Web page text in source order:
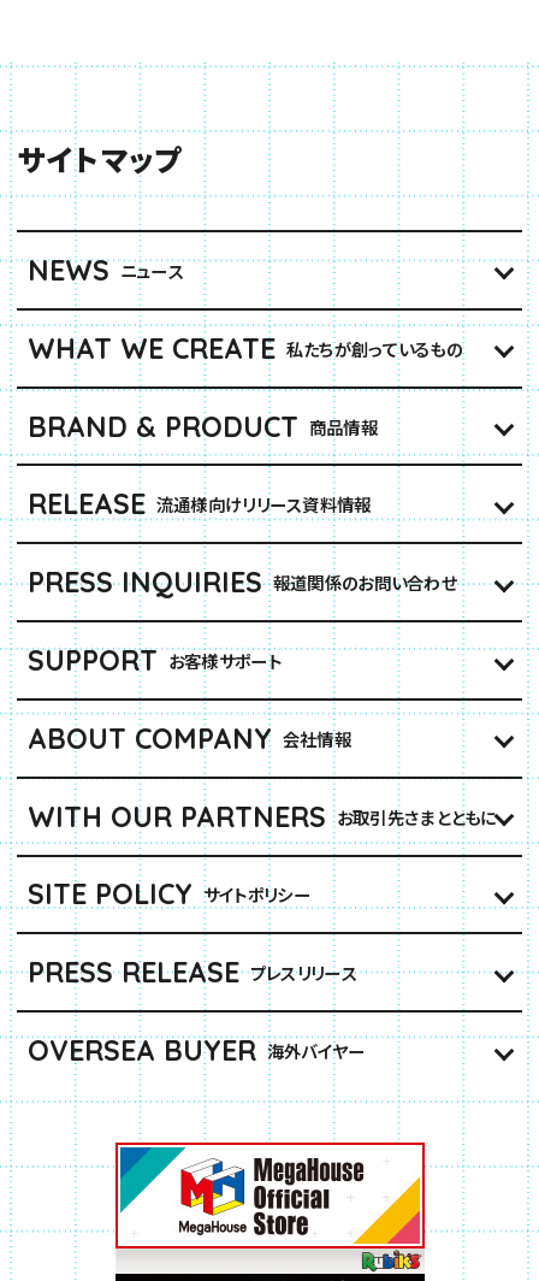
サイトマップ
NEWS ニュース
WHAT WE CREATE 私たちが創っているもの
BRAND & PRODUCT 商品情報
RELEASE 流通様向けリリース資料情報
PRESS INQUIRIES 報道関係のお問い合わせ
SUPPORT お客様サポート
ABOUT COMPANY 会社情報
WITH OUR PARTNERS お取引先さまとともに
SITE POLICY サイトポリシー
PRESS RELEASE プレスリリース
OVERSEA BUYER 海外バイヤー